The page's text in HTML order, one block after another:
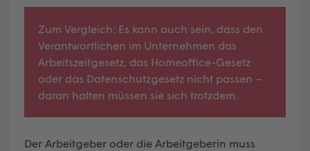
Zum Vergleich: Es kann auch sein, dass den
Verantwortlichen im Unternehmen das
Arbeitszeitgesetz, das Homeoffice-Gesetz
oder das Datenschutzgesetz nicht passen –
daran halten müssen sie sich trotzdem.
Der Arbeitgeber oder die Arbeitgeberin muss